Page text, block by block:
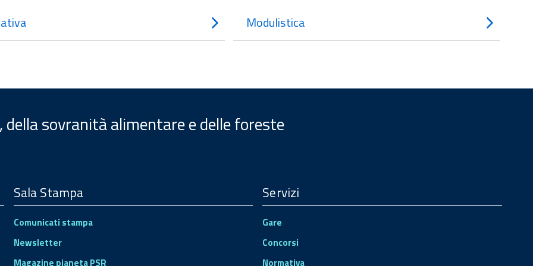
Modulistica
sovranità alimentare e delle foreste
Sala Stampa
Comunicati stampa
Newsletter
Magazine pianeta PSR
Servizi
Gare
Concorsi
Normativa